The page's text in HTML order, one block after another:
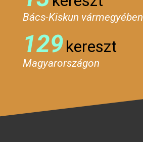
Bács-Kiskun vármegyében
129kereszt
Magyarországon